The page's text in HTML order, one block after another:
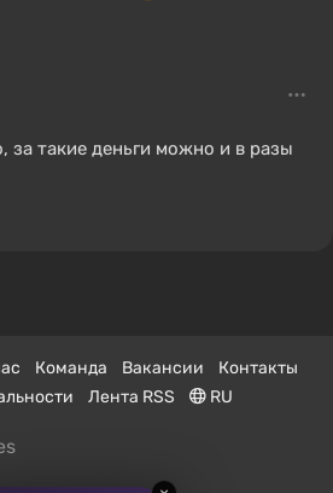
за такие деньги можно и в разы
Команда Вакансии
Контакты
Лента RSS RU